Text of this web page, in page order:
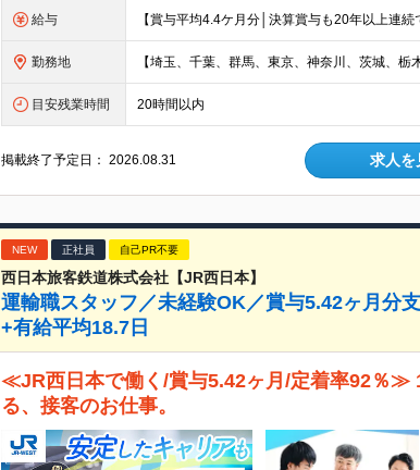
給与
勤務地
目安残業時間 20時間以内
掲載終了予定日：2026.08.31 求人を
NEW 正社員 自己PR不要
西日本旅客鉄道株式会社【JR西日本】
運輸職スタッフ／未経験OK／賞与5.42ヶ月分
+有給平均18.7日
≪JR西日本で働く/賞与5.42ヶ月/定着率92％≫
る、接客のお仕事。